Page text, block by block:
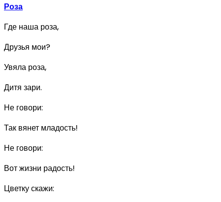
Роза
Где наша роза,
Друзья мои?
Увяла роза,
Дитя зари.
Не говори:
Так вянет младость!
Не говори:
Вот жизни радость!
Цветку скажи: